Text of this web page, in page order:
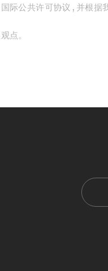
际公共许可协议 , 并根据
点。